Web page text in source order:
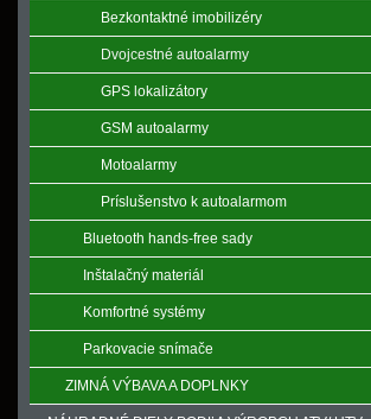
Bezkontaktné imobilizéry
Dvojcestné autoalarmy
GPS lokalizátory
GSM autoalarmy
Motoalarmy
Príslušenstvo k autoalarmom
Bluetooth hands-free sady
Inštalačný materiál
Komfortné systémy
Parkovacie snímače
ZIMNÁ VÝBAVA A DOPLNKY